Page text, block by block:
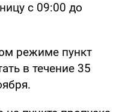
с 09:00 до
режиме пункт
в течение 35